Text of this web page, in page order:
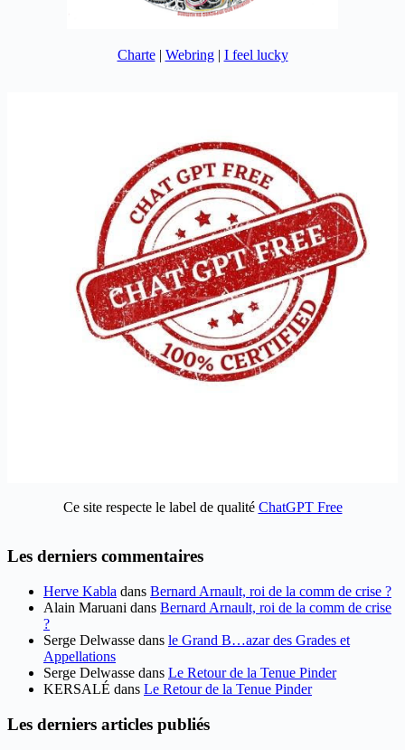
Charte| Webring| I feel lucky
Ce site respecte le label de qualité ChatGPT Free
Les derniers commentaires
Herve Kabla dans Bernard Arnault, roi de la comm de crise ?
Alain Maruani dans Bernard Arnault, roi de la comm de crise
?
Serge Delwasse dans le Grand B…azar des Grades et
Appellations
Serge Delwasse dans Le Retour de la Tenue Pinder
KERSALÉ dans Le Retour de la Tenue Pinder
Les derniers articles publiés